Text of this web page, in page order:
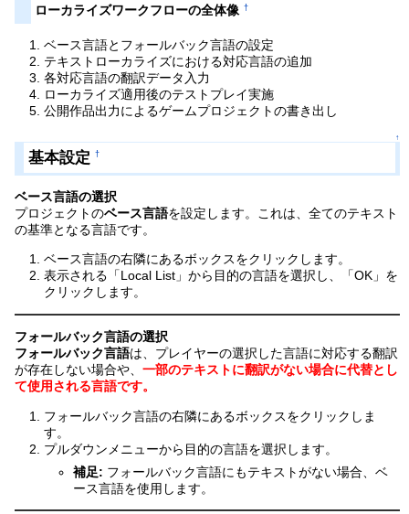
ローカライズワークフローの全体像 †
ベース言語とフォールバック言語の設定
テキストローカライズにおける対応言語の追加
各対応言語の翻訳データ入力
ローカライズ適用後のテストプレイ実施
公開作品出力によるゲームプロジェクトの書き出し
↑
基本設定 †
ベース言語の選択
プロジェクトのベース言語を設定します。これは、全てのテキスト
の基準となる言語です。
ベース言語の右隣にあるボックスをクリックします。
表示される「Local List」から目的の言語を選択し、「OK」を
クリックします。
フォールバック言語の選択
フォールバック言語は、プレイヤーの選択した言語に対応する翻訳
が存在しない場合や、一部のテキストに翻訳がない場合に代替とし
て使用される言語です。
フォールバック言語の右隣にあるボックスをクリックしま
す。
プルダウンメニューから目的の言語を選択します。
補足: フォールバック言語にもテキストがない場合、ベ
ース言語を使用します。